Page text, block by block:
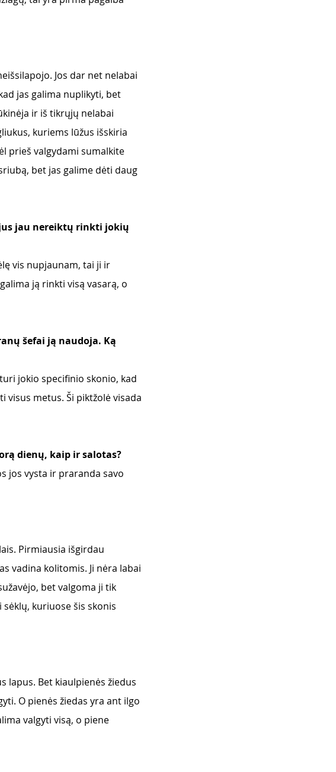
Jos dar net nelabai
jas galima nuplikyti, bet
ir iš tikrųjų nelabai
kuriems lūžus išskiria
prieš valgydami sumalkite
bet jas galime dėti daug
jau nereiktų rinkti jokių
vis nupjaunam, tai ji ir
ją rinkti visą vasarą, o
šefai ją naudoja. Ką
jokio specifinio skonio, kad
visus metus. Ši piktžolė visada
dienų, kaip ir salotas?
jos vysta ir praranda savo
Pirmiausia išgirdau
vadina kolitomis. Ji nėra labai
bet valgoma ji tik
kuriuose šis skonis
lapus. Bet kiaulpienės žiedus
O pienės žiedas yra ant ilgo
valgyti visą, o piene